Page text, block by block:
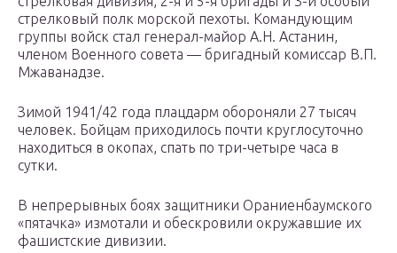
стрелковый полк морской пехоты. Командующим
группы войск стал генерал-майор А.Н. Астанин,
членом Военного совета — бригадный комиссар В.П.
Мжаванадзе.
Зимой 1941/42 года плацдарм обороняли 27 тысяч
человек. Бойцам приходилось почти круглосуточно
находиться в окопах, спать по три-четыре часа в
сутки.
В непрерывных боях защитники Ораниенбаумского
«пятачка» измотали и обескровили окружавшие их
фашистские дивизии.